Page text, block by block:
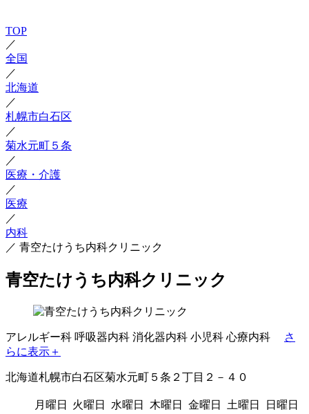
TOP
／
全国
／
北海道
／
札幌市白石区
／
菊水元町５条
／
医療・介護
／
医療
／
内科
／ 青空たけうち内科クリニック
青空たけうち内科クリニック
アレルギー科 呼吸器内科 消化器内科 小児科 心療内科
さ
らに表示＋
北海道札幌市白石区菊水元町５条２丁目２－４０
月曜日 火曜日 水曜日 木曜日 金曜日 土曜日
日曜日